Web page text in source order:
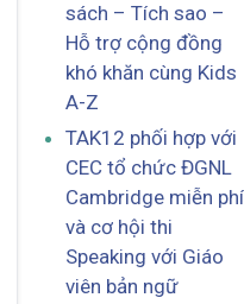
sách – Tích sao –
Hỗ trợ cộng đồng
khó khăn cùng Kids
A-Z
TAK12 phối hợp với
CEC tổ chức ĐGNL
Cambridge miễn phí
và cơ hội thi
Speaking với Giáo
viên bản ngữ